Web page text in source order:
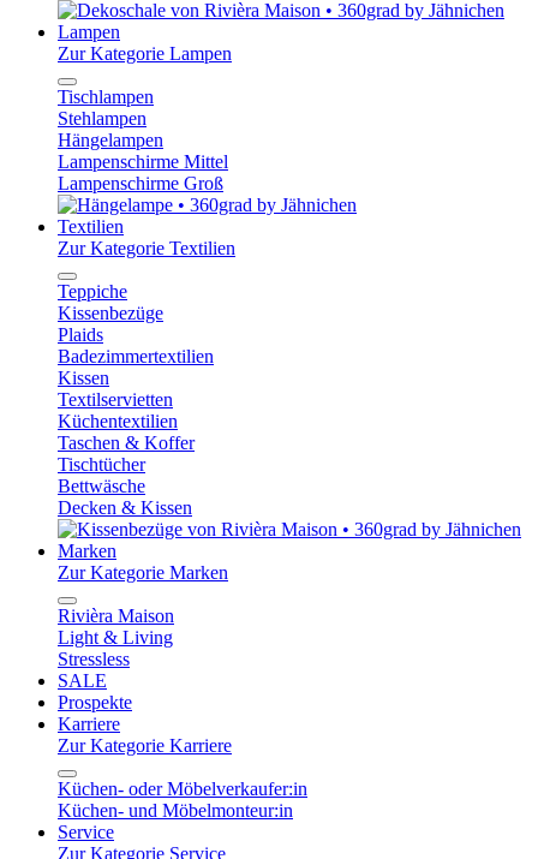
Lampen
Zur Kategorie Lampen
Tischlampen
Stehlampen
Hängelampen
Lampenschirme Mittel
Lampenschirme Groß
Textilien
Zur Kategorie Textilien
Teppiche
Kissenbezüge
Plaids
Badezimmertextilien
Kissen
Textilservietten
Küchentextilien
Taschen & Koffer
Tischtücher
Bettwäsche
Decken & Kissen
Marken
Zur Kategorie Marken
Rivièra Maison
Light & Living
Stressless
SALE
Prospekte
Karriere
Zur Kategorie Karriere
Küchen- oder Möbelverkaufer:in
Küchen- und Möbelmonteur:in
Service
Zur Kategorie Service